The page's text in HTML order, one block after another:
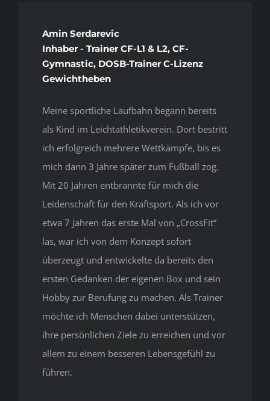
Amin Serdarevic
Inhaber - Trainer CF-L1 & L2, CF-
Gymnastic, DOSB-Trainer C-Lizenz
Gewichtheben
Meine sportliche Laufbahn begann bereits
als Kind im Leichtathletikverein. Dort bestritt
ich erfolgreich mehrere Wettkämpfe, bis es
mich dann 3 Jahre später zum Fußball zog.
Mit 20 Jahren entbrannte für mich die
Leidenschaft für den Kraftsport. Als ich vor
etwa 7 Jahren das erste Mal von „CrossFit“
las, war ich von dem Konzept sofort
überzeugt und entwickelte da bereits den
ersten Gedanken der eigenen Box und sein
Hobby zur Berufung zu machen. Als Trainer
möchte ich Menschen dabei unterstützen,
ihre persönlichen Ziele zu erreichen und vor
allem zu einem besseren Lebensgefühl zu
führen.